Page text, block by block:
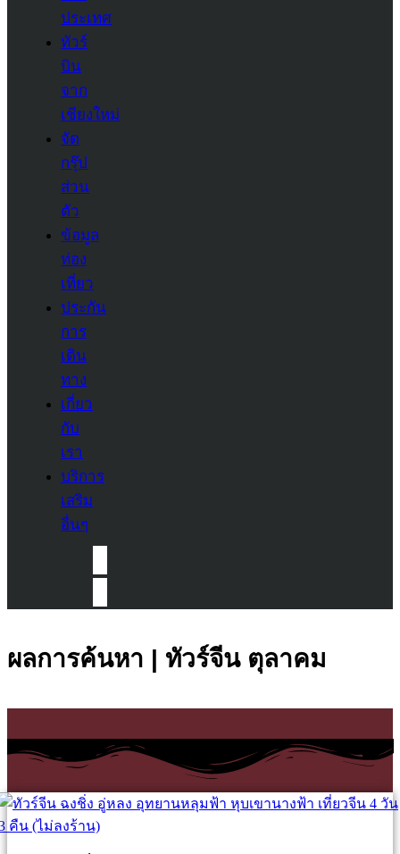
ประเทศ
ทัวร์
บิน
จาก
เชียงใหม่
จัด
กรุ๊ป
ส่วน
ตัว
ข้อมูล
ท่อง
เที่ยว
ประกัน
การ
เดิน
ทาง
เกี่ยว
กับ
เรา
บริการ
เสริม
อื่นๆ
ผลการค้นหา | ทัวร์จีน ตุลาคม